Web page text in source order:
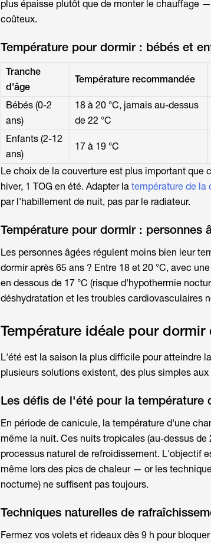
plus épaisse plutôt que de monter le chauffage
coûteux.
Température pour dormir : bébés et
Tranche
d'âge
Température recommandée
Bébés (0-2
ans)
18 à 20 °C, jamais au-dessus
de 22 °C
Enfants (2-12
ans)
17 à 19 °C
Le choix de la couverture est plus important que
hiver, 1 TOG en été. Adapter la température de la
par l'habillement de nuit, pas par le radiateur.
Température pour dormir : personnes
Les personnes âgées régulent moins bien leur
dormir après 65 ans ? Entre 18 et 20 °C, avec
en dessous de 17 °C (risque d'hypothermie
déshydratation et les troubles cardiovasculaires
Température idéale pour
L'été est la saison la plus difficile pour atteindre la
plusieurs solutions existent, des plus simples
Les défis de l'été pour la température
En période de canicule, la température d'une
même la nuit. Ces nuits tropicales (au-dessus
processus naturel de refroidissement. L'objectif
même lors des pics de chaleur — or les
nocturne) ne suffisent pas toujours.
Techniques naturelles de
Fermez vos volets et rideaux dès 9 h pour